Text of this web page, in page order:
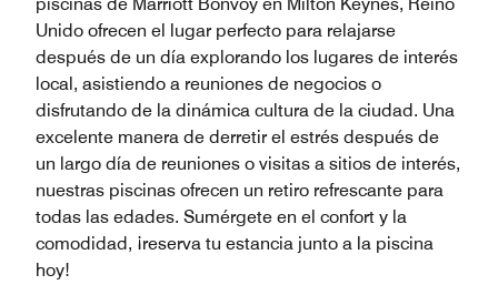
Unido ofrecen el lugar perfecto para relajarse
después de un día explorando los lugares de interés
local, asistiendo a reuniones de negocios o
disfrutando de la dinámica cultura de la ciudad. Una
excelente manera de derretir el estrés después de
un largo día de reuniones o visitas a sitios de interés,
nuestras piscinas ofrecen un retiro refrescante para
todas las edades. Sumérgete en el confort y la
comodidad, ¡reserva tu estancia junto a la piscina
hoy!